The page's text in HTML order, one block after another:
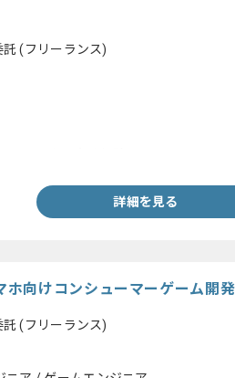
託(フリーランス)
詳細を見る
ホ向けコンシューマーゲーム開
託(フリーランス)